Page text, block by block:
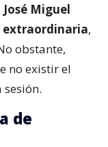
Miguel
extraordinaria,
obstante,
no existir el
de